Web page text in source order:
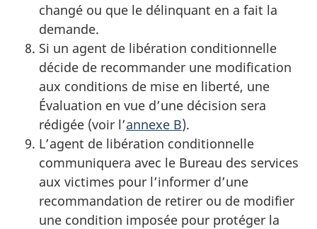
changé ou que le délinquant en a fait la
demande.
Si un agent de libération conditionnelle
décide de recommander une modification
aux conditions de mise en liberté, une
Évaluation en vue d’une décision sera
rédigée (voir l’annexe B).
L’agent de libération conditionnelle
communiquera avec le Bureau des services
aux victimes pour l’informer d’une
recommandation de retirer ou de modifier
une condition imposée pour protéger la